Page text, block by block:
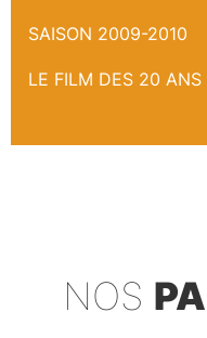
SAISON 2009-2010
LE FILM DES 20 ANS
NOS